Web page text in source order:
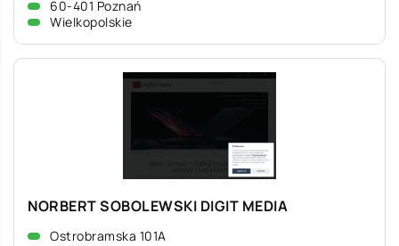
60-401 Poznań
Wielkopolskie
NORBERT SOBOLEWSKI DIGIT MEDIA
Ostrobramska 101A